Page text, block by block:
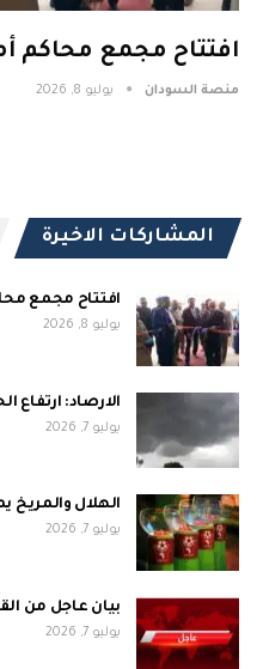
افتتاح مجمع محاكم
منصة السودان يوليو 8, 2026
المشاركات الاخيرة
افتتاح مجمع
يوليو 8, 2026
الارصاد: ارتفاع
يوليو 7, 2026
الهلال والمريخ
يوليو 7, 2026
بيان عاجل من
يوليو 7, 2026